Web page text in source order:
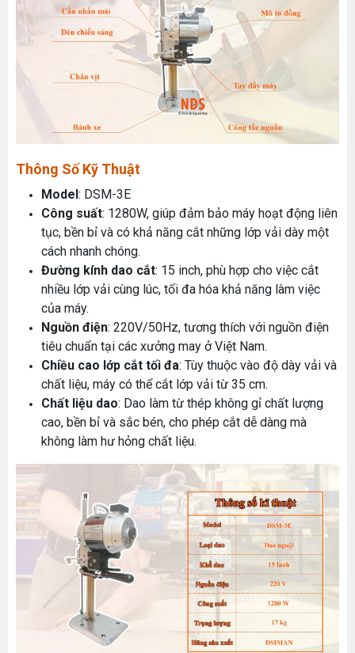
Thông Số Kỹ Thuật
Model: DSM-3E
Công suất: 1280W, giúp đảm bảo máy hoạt động liên
tục, bền bỉ và có khả năng cắt những lớp vải dày một
cách nhanh chóng.
Đường kính dao cắt: 15 inch, phù hợp cho việc cắt
nhiều lớp vải cùng lúc, tối đa hóa khả năng làm việc
của máy.
Nguồn điện: 220V/50Hz, tương thích với nguồn điện
tiêu chuẩn tại các xưởng may ở Việt Nam.
Chiều cao lớp cắt tối đa: Tùy thuộc vào độ dày vải và
chất liệu, máy có thể cắt lớp vải từ 35 cm.
Chất liệu dao: Dao làm từ thép không gỉ chất lượng
cao, bền bỉ và sắc bén, cho phép cắt dễ dàng mà
không làm hư hỏng chất liệu.